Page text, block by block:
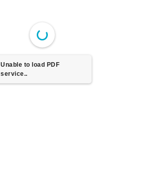
Unable to load PDF
service..